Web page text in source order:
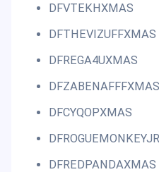
DFVTEKHXMAS
DFTHEVIZUFFXMAS
DFREGA4UXMAS
DFZABENAFFFXMAS
DFCYQOPXMAS
DFREDPANDAXMAS